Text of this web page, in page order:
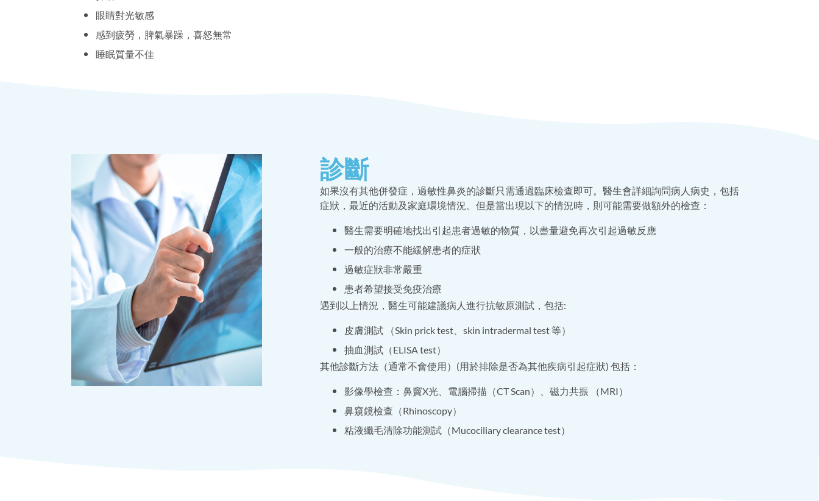
眼睛對光敏感
感到疲勞，脾氣暴躁，喜怒無常
睡眠質量不佳
診斷
如果沒有其他併發症，過敏性鼻炎的診斷只需通過臨床檢查即可。醫生會詳細詢問病人病史，包括
症狀，最近的活動及家庭環境情況。但是當出現以下的情況時，則可能需要做額外的檢查：
醫生需要明確地找出引起患者過敏的物質，以盡量避免再次引起過敏反應
一般的治療不能緩解患者的症狀
過敏症狀非常嚴重
患者希望接受免疫治療
遇到以上情況，醫生可能建議病人進行抗敏原測試，包括:
皮膚測試 （Skin prick test、skin intradermal test 等）
抽血測試（ELISA test）
其他診斷方法（通常不會使用）(用於排除是否為其他疾病引起症狀) 包括：
影像學檢查：鼻竇X光、電腦掃描（CT Scan）、磁力共振 （MRI）
鼻窺鏡檢查（Rhinoscopy）
粘液纖毛清除功能測試（Mucociliary clearance test）